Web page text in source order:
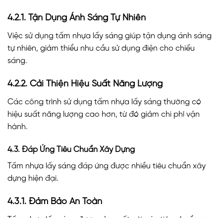
4.2.1. Tận Dụng Ánh Sáng Tự Nhiên
Việc sử dụng tấm nhựa lấy sáng giúp tận dụng ánh sáng
tự nhiên, giảm thiểu nhu cầu sử dụng điện cho chiếu
sáng.
4.2.2. Cải Thiện Hiệu Suất Năng Lượng
Các công trình sử dụng tấm nhựa lấy sáng thường có
hiệu suất năng lượng cao hơn, từ đó giảm chi phí vận
hành.
4.3. Đáp Ứng Tiêu Chuẩn Xây Dựng
Tấm nhựa lấy sáng đáp ứng được nhiều tiêu chuẩn xây
dựng hiện đại.
4.3.1. Đảm Bảo An Toàn